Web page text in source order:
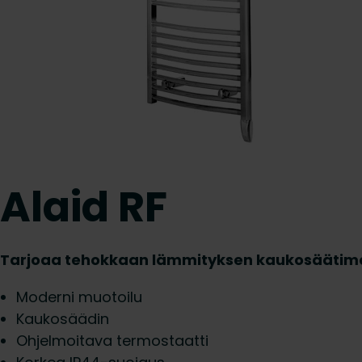
Alaid RF
Tarjoaa tehokkaan lämmityksen
Moderni muotoilu
Kaukosäädin
Ohjelmoitava termostaatti